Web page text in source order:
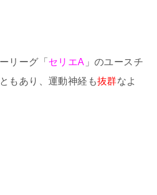
リーグ「 セリエA 」のユースチ
もあり、運動神経も抜群なよ